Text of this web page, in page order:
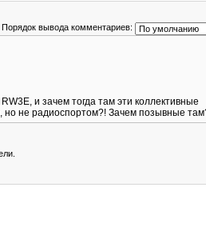
Порядок вывода комментариев:
и зачем тогда там эти коллективные
но не радиоспортом?! Зачем позывные